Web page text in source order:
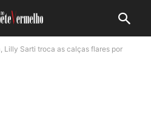
Lilly Sarti troca as calças flares por